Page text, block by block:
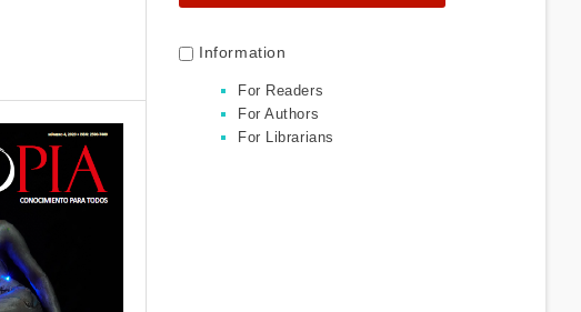
Information
For Readers
For Authors
For Librarians